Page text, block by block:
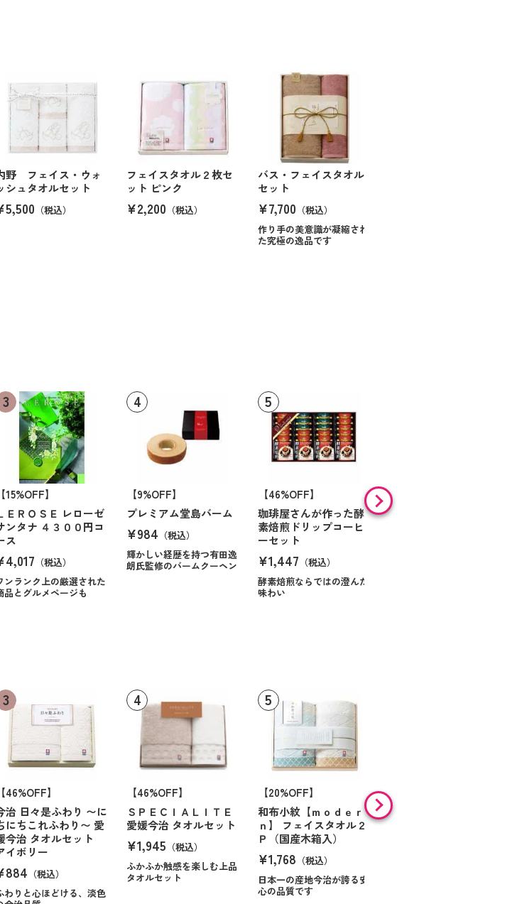
野 フェイス・ウォ
シュタオルセット
（税込）
フェイスタオル２枚セ
ット ピンク
¥2,200 （税込）
バス・フェイスタオル
セット
¥7,700 （税込）
作り手の美意識が凝縮され
た究極の逸品です
【15%OFF】
ＥＲＯＳＥ レローゼ
ンタナ ４３００円コ
ス
（税込）
ンランク上の厳選された
品とグルメページも
【9%OFF】
プレミアム堂島バーム
¥984 （税込）
輝かしい経歴を持つ有田逸
朗氏監修のバームクーヘン
【46%OFF】
珈琲屋さんが作った酵
素焙煎ドリップコーヒ
ーセット
¥1,447 （税込）
酵素焙煎ならではの澄んだ
味わい
【9%OFF】
アラン・ド・パリ ショ
【46%OFF】
治 日々是ふわり 〜に
にちこれふわり〜 愛
今治 タオルセット
イボリー
（税込）
わりと心ほどける、淡色
【46%OFF】
ＳＰＥＣＩＡＬＩＴＥ
愛媛今治 タオルセット
¥1,945 （税込）
ふかふか触感を楽しむ上品
タオルセット
【20%OFF】
和布小紋【ｍｏｄｅｒ
ｎ】 フェイスタオル２
Ｐ（国産木箱入）
¥1,768 （税込）
日本一の産地今治が誇る安
心の品質です
¥1,320